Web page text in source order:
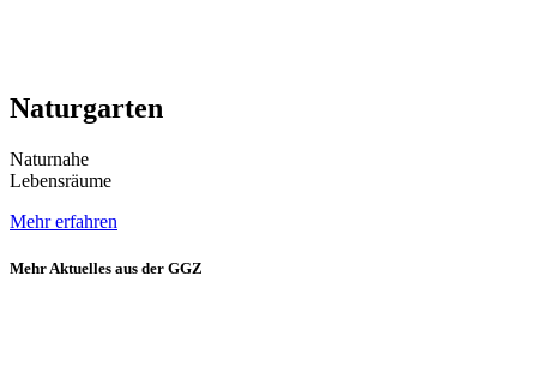
Naturgarten
Naturnahe
Lebensräume
Mehr erfahren
Mehr Aktuelles aus der GGZ